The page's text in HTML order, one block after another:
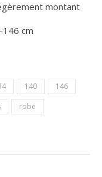
montant
cm
140
146
robe